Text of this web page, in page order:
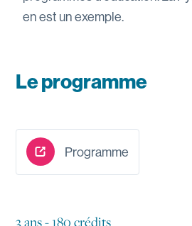
en est un exemple.
Le programme
Programme
3 ans - 180 crédits